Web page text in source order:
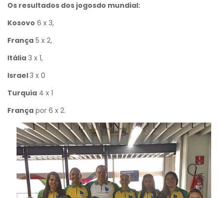
Os resultados dos jogosdo mundial:
Kosovo 6 x 3,
França 5 x 2,
Itália 3 x 1,
Israel3 x 0
Turquia 4 x 1
França por 6 x 2.